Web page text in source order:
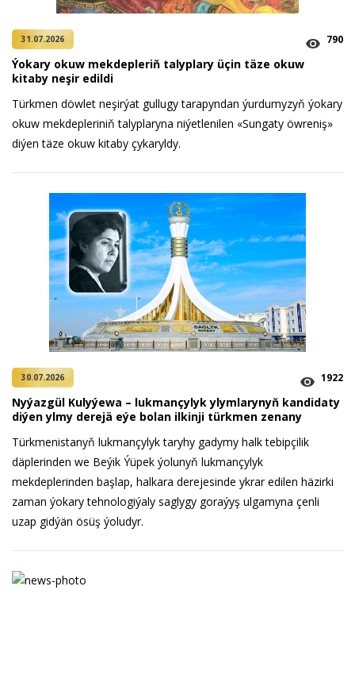
31.07.2026 790
Ýokary okuw mekdepleriň talyplary üçin täze okuw
kitaby neşir edildi
Türkmen döwlet neşirýat gullugy tarapyndan ýurdumyzyň ýokary
okuw mekdepleriniň talyplaryna niýetlenilen «Sungaty öwreniş»
diýen täze okuw kitaby çykaryldy.
30.07.2026 1922
Nyýazgül Kulyýewa – lukmançylyk ylymlarynyň kandidaty
diýen ylmy derejä eýe bolan ilkinji türkmen zenany
Türkmenistanyň lukmançylyk taryhy gadymy halk tebipçilik
däplerinden we Beýik Ýüpek ýolunyň lukmançylyk
mekdeplerinden başlap, halkara derejesinde ykrar edilen häzirki
zaman ýokary tehnologiýaly saglygy goraýyş ulgamyna çenli
uzap gidýän ösüş ýoludyr.